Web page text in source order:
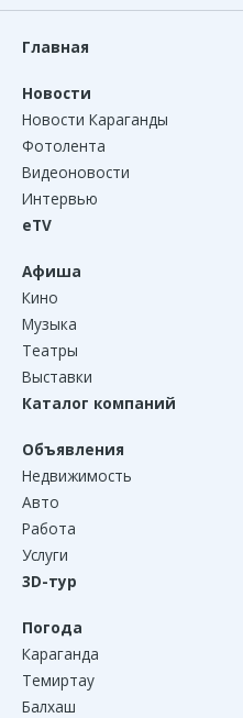
Главная
Новости
Новости Караганды
Фотолента
Видеоновости
Интервью
eTV
Афиша
Кино
Музыка
Театры
Выставки
Каталог компаний
Объявления
Недвижимость
Авто
Работа
Услуги
3D-тур
Погода
Караганда
Темиртау
Балхаш